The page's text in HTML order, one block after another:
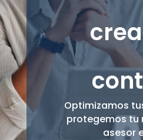
Optimizamos
protegemos tu
asesor